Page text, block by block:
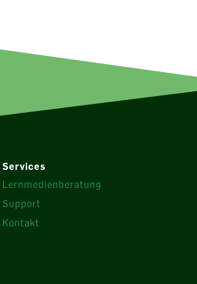
Services
Lernmedienberatung
Support
Kontakt